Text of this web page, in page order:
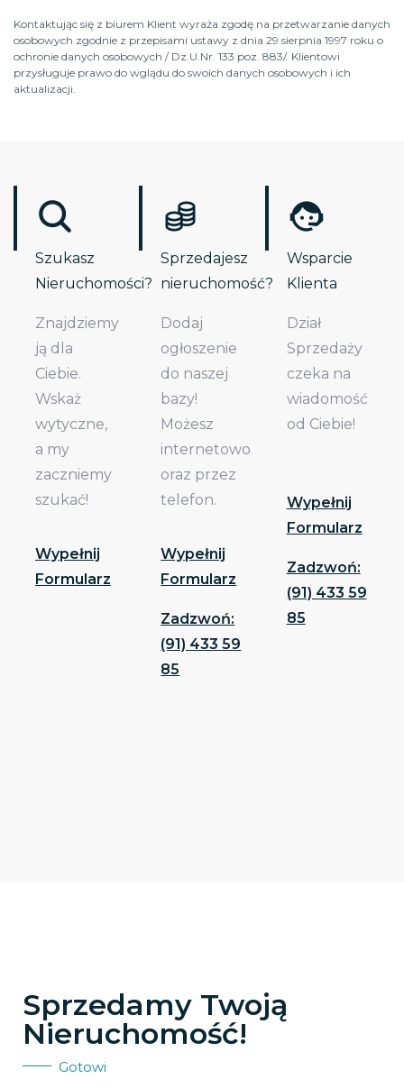
Kontaktując się z biurem Klient wyraża zgodę na przetwarzanie danych
osobowych zgodnie z przepisami ustawy z dnia 29 sierpnia 1997 roku o
ochronie danych osobowych / Dz.U.Nr. 133 poz. 883/. Klientowi
przysługuje prawo do wglądu do swoich danych osobowych i ich
aktualizacji.
Szukasz
Nieruchomości?
Znajdziemy
ją dla
Ciebie.
Wskaż
wytyczne,
a my
zaczniemy
szukać!
Wypełnij
Formularz
Sprzedajesz
nieruchomość?
Dodaj
ogłoszenie
do naszej
bazy!
Możesz
internetowo
oraz przez
telefon.
Wypełnij
Formularz
Zadzwoń:
(91) 433 59
85
Wsparcie
Klienta
Dział
Sprzedaży
czeka na
wiadomość
od Ciebie!
Wypełnij
Formularz
Zadzwoń:
(91) 433 59
85
Sprzedamy Twoją
Nieruchomość!
Gotowi